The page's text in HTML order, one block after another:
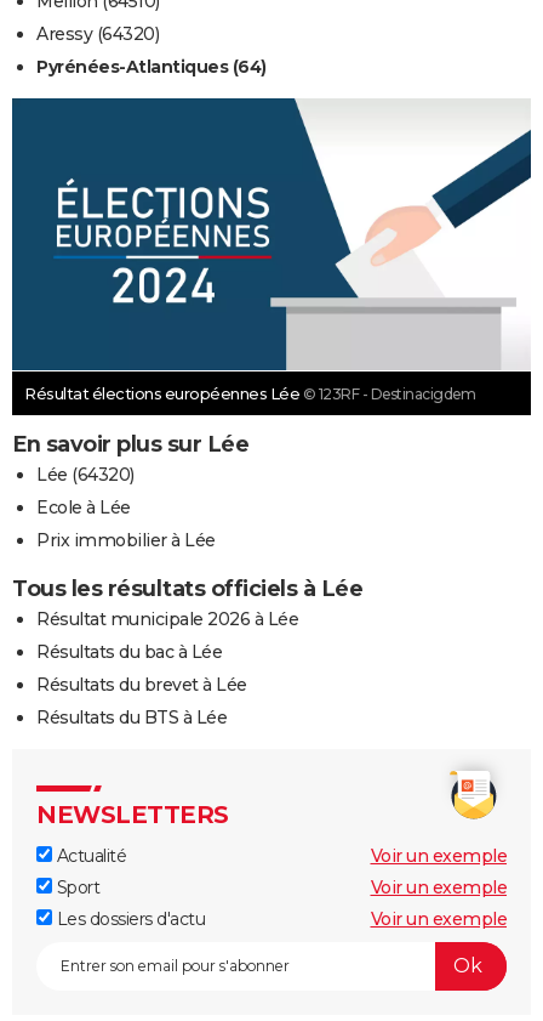
Aressy (64320)
Pyrénées-Atlantiques (64)
Résultat élections européennes Lée © 123RF - Destinacigdem
En savoir plus sur Lée
Lée (64320)
Ecole à Lée
Prix immobilier à Lée
Tous les résultats officiels à Lée
Résultat municipale 2026 à Lée
Résultats du bac à Lée
Résultats du brevet à Lée
Résultats du BTS à Lée
NEWSLETTERS
Actualité
Voir un exemple
Sport
Voir un exemple
Les dossiers d'actu
Voir un exemple